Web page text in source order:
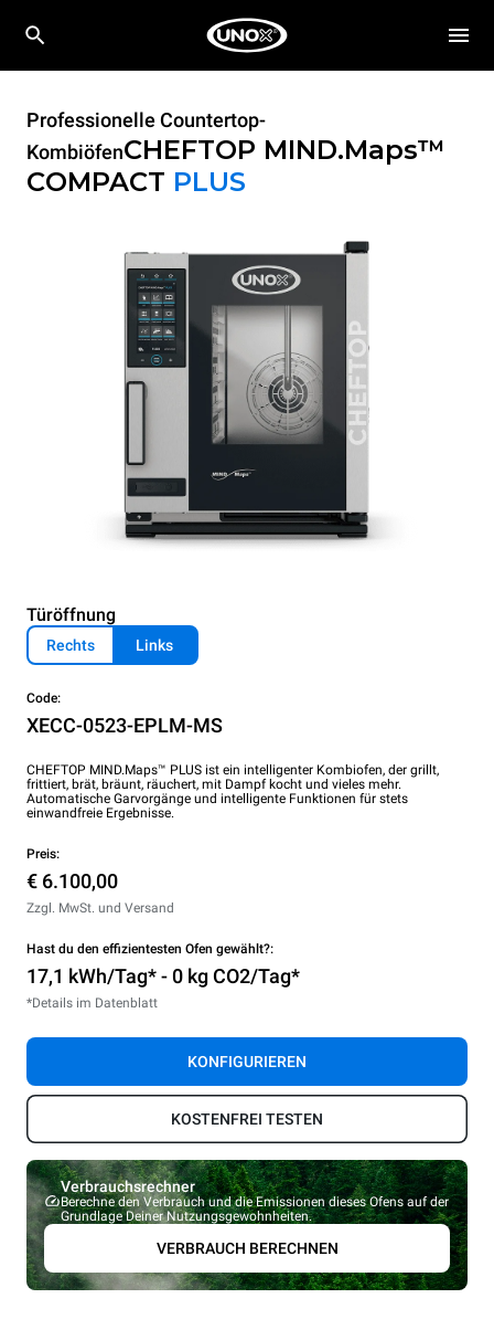
Professionelle Countertop-
KombiöfenCHEFTOP MIND.Maps™
COMPACT PLUS
Türöffnung
Rechts Links
Code:
XECC-0523-EPLM-MS
CHEFTOP MIND.Maps™ PLUS ist ein intelligenter Kombiofen, der grillt,
frittiert, brät, bräunt, räuchert, mit Dampf kocht und vieles mehr.
Automatische Garvorgänge und intelligente Funktionen für stets
einwandfreie Ergebnisse.
Preis:
€ 6.100,00
Zzgl. MwSt. und Versand
Hast du den effizientesten Ofen gewählt?:
17,1 kWh/Tag* - 0 kg CO2/Tag*
*Details im Datenblatt
KONFIGURIEREN
KOSTENFREI TESTEN
Verbrauchsrechner
Berechne den Verbrauch und die Emissionen dieses Ofens auf der
Grundlage Deiner Nutzungsgewohnheiten.
VERBRAUCH BERECHNEN